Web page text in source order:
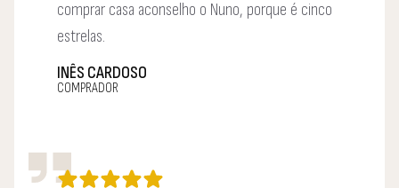
comprar casa aconselho o Nuno, porque é cinco
estrelas.
INÊS CARDOSO
COMPRADOR